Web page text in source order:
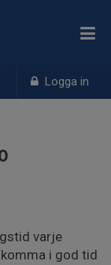
Logga in
varje
i god tid